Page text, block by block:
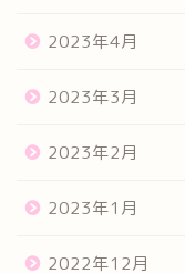
2023年4月
2023年3月
2023年2月
2023年1月
2022年12月